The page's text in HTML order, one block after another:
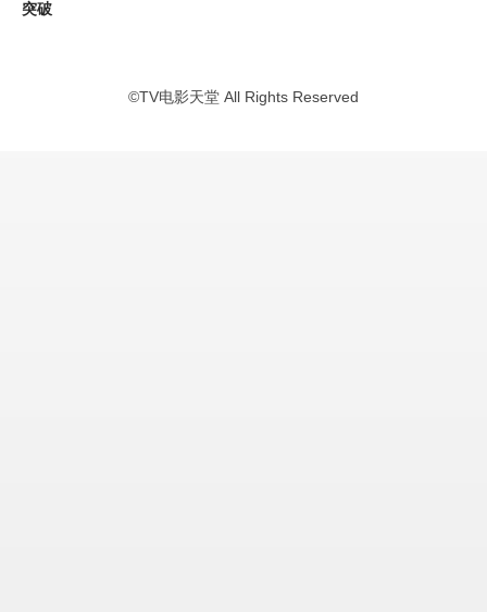
突破
©TV电影天堂 All Rights Reserved